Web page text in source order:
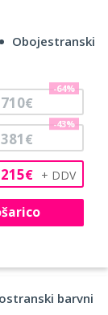
Obojestranski
€
€
-43%
€
-64%
barvni